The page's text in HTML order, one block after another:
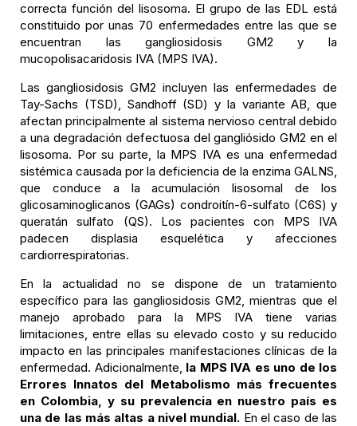
correcta función del lisosoma. El grupo de las EDL está
constituido por unas 70 enfermedades entre las que se
encuentran las gangliosidosis GM2 y la
mucopolisacaridosis IVA (MPS IVA).
Las gangliosidosis GM2 incluyen las enfermedades de
Tay-Sachs (TSD), Sandhoff (SD) y la variante AB, que
afectan principalmente al sistema nervioso central debido
a una degradación defectuosa del gangliósido GM2 en el
lisosoma. Por su parte, la MPS IVA es una enfermedad
sistémica causada por la deficiencia de la enzima GALNS,
que conduce a la acumulación lisosomal de los
glicosaminoglicanos (GAGs) condroitín-6-sulfato (C6S) y
queratán sulfato (QS). Los pacientes con MPS IVA
padecen displasia esquelética y afecciones
cardiorrespiratorias.
En la actualidad no se dispone de un tratamiento
específico para las gangliosidosis GM2, mientras que el
manejo aprobado para la MPS IVA tiene varias
limitaciones, entre ellas su elevado costo y su reducido
impacto en las principales manifestaciones clínicas de la
enfermedad. Adicionalmente, la MPS IVA es uno de los
Errores Innatos del Metabolismo más frecuentes
en Colombia, y su prevalencia en nuestro país es
una de las más altas a nivel mundial. En el caso de las